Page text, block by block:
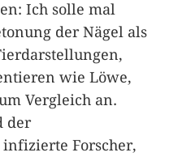
Ich solle mal
der Nägel als
wie Löwe,
Vergleich an.
der
Forscher,